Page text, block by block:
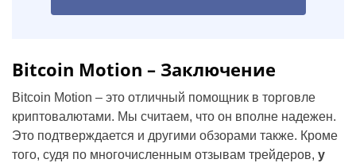
Bitcoin Motion – Заключение
Bitcoin Motion – это отличный помощник в торговле
криптовалютами. Мы считаем, что он вполне надежен.
Это подтверждается и другими обзорами также. Кроме
того, судя по многочисленным отзывам трейдеров, у